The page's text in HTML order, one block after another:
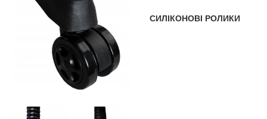
СИЛІКОНОВІ РОЛИКИ